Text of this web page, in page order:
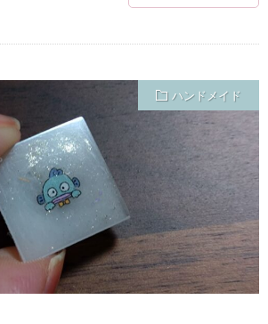
ハンドメイド